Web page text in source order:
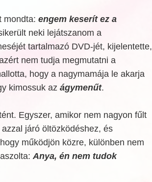
mondta: engem keserít ez a
neki lejátszanom a
tartalmazó DVD-jét, kijelentette,
nem tudja megmutatni a
hogy a nagymamája le akarja
kimossuk az ágymenűt.
Egyszer, amikor nem nagyon fűlt
járó öltözködéshez, és
működjön közre, különben nem
Anya, én nem tudok